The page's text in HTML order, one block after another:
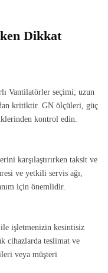
Dikkat
Vantilatörler seçimi; uzun
kritiktir. GN ölçüleri, güç
kontrol edin.
karşılaştırırken taksit ve
ve yetkili servis ağı,
için önemlidir.
işletmenizin kesintisiz
cihazlarda teslimat ve
veya müşteri